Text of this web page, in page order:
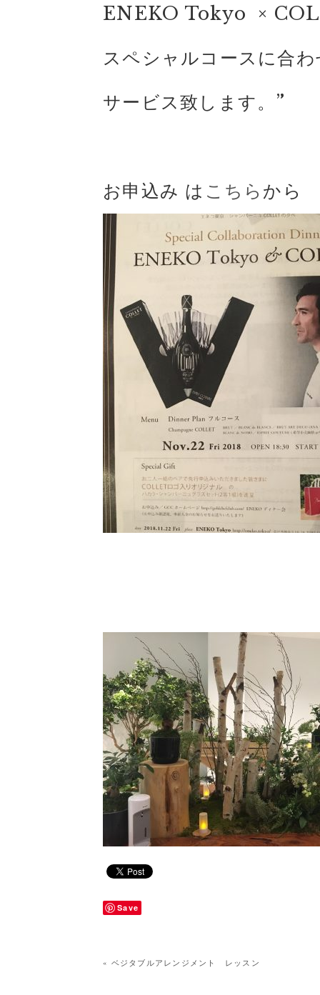
ENEKO Tokyo
×
スペシャルコースに合
サービス致します。”
お申込み は こちら から
Save
« ベジタブルアレンジメント レッスン